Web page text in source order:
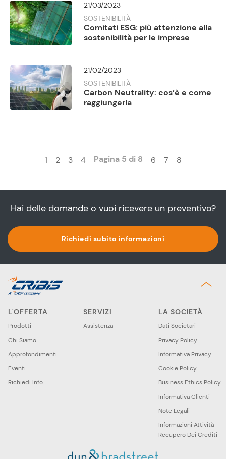
21/03/2023
SOSTENIBILITÀ
Comitati ESG: più attenzione alla
sostenibilità per le imprese
21/02/2023
SOSTENIBILITÀ
Carbon Neutrality: cos’è e come
raggiungerla
1 2 3 4 Pagina 5 di 8 6 7 8
Hai delle domande o vuoi ricevere un preventivo?
Richiedi subito informazioni
L'OFFERTA
Prodotti
Chi Siamo
Approfondimenti
Eventi
Richiedi Info
SERVIZI
Assistenza
LA SOCIETÀ
Dati Societari
Privacy Policy
Informativa Privacy
Cookie Policy
Business Ethics Policy
Informativa Clienti
Note Legali
Informazioni Attività
Recupero Dei Crediti